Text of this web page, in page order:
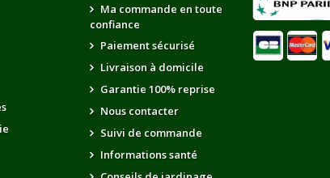
Ma commande en toute
confiance
Paiement sécurisé
Livraison à domicile
Garantie 100% reprise
Nous contacter
Suivi de commande
Informations santé